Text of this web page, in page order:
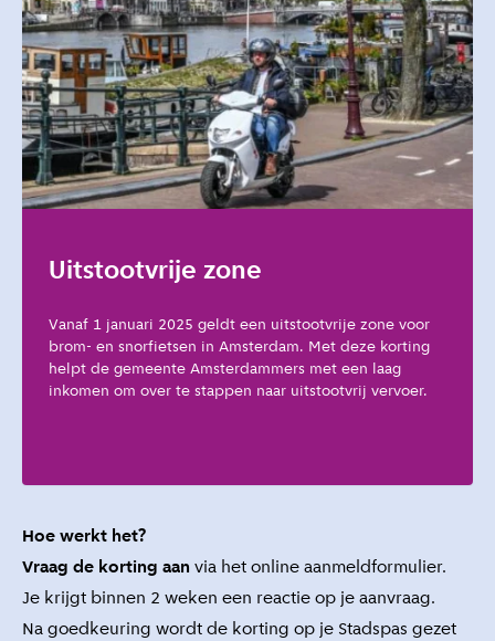
Uitstootvrije zone
Vanaf 1 januari 2025 geldt een uitstootvrije zone voor
brom- en snorfietsen in Amsterdam. Met deze korting
helpt de gemeente Amsterdammers met een laag
inkomen om over te stappen naar uitstootvrij vervoer.
Hoe werkt het?
Vraag de korting aan via hetonline aanmeldformulier.
Je krijgt binnen 2 weken een reactie op je aanvraag.
Na goedkeuring wordt de korting op je Stadspas gezet